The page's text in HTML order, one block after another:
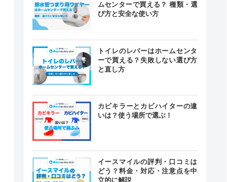
ムセンターで買える？ 種類・選
び方と安全な使い方
トイレのレバーはホームセンタ
ーで買える？失敗しない選び方
と直し方
カビキラーとカビハイターの違
いは？使う場所で選ぶ！
イースマイルの評判・口コミは
どう？料金・対応・注意点を中
立的に解説